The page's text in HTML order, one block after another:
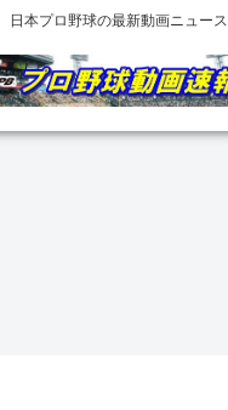
日本プロ野球の最新動画ニュース